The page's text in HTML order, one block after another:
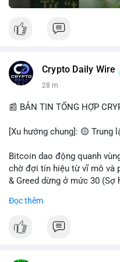
Crypto Daily Wire
28 m
📰 BẢN TIN TỔNG HỢP
[Xu hướng chung]: 🟡 Trung
Bitcoin dao động quanh
chờ đợi tín hiệu từ vĩ mô và
& Greed dừng ở mức 30 (Sợ
- Thị trường & Giá cả: Chuỗi
triệu USD lúc 08:19 UTC và
Đọc thêm